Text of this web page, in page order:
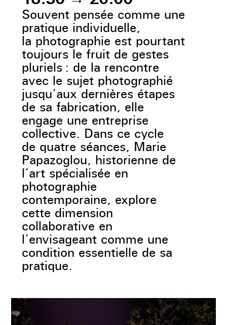
Souvent pensée comme une
pratique individuelle,
la photographie est pourtant
toujours le fruit de gestes
pluriels : de la rencontre
avec le sujet photographié
jusqu’aux dernières étapes
de sa fabrication, elle
engage une entreprise
collective. Dans ce cycle
de quatre séances, Marie
Papazoglou, historienne de
l’art spécialisée en
photographie
contemporaine, explore
cette dimension
collaborative en
l’envisageant comme une
condition essentielle de sa
pratique.